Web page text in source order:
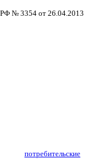
№ 3354 от 26.04.2013
потребительские